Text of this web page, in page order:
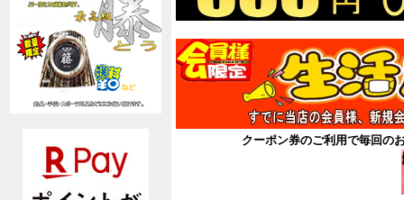
クーポン券のご利用で毎回の